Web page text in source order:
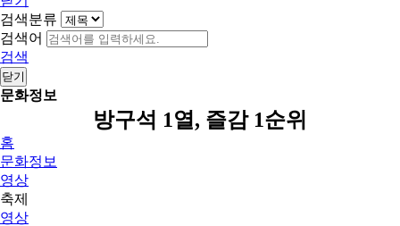
검색분류
검색어
검색
닫기
문화정보
방구석 1열, 즐감 1순위
홈
문화정보
영상
축제
영상